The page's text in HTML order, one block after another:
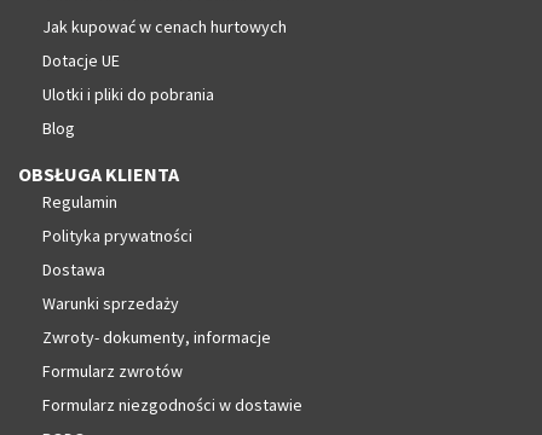
Jak kupować w cenach hurtowych
Dotacje UE
Ulotki i pliki do pobrania
Blog
OBSŁUGA KLIENTA
Regulamin
Polityka prywatności
Dostawa
Warunki sprzedaży
Zwroty- dokumenty, informacje
Formularz zwrotów
Formularz niezgodności w dostawie